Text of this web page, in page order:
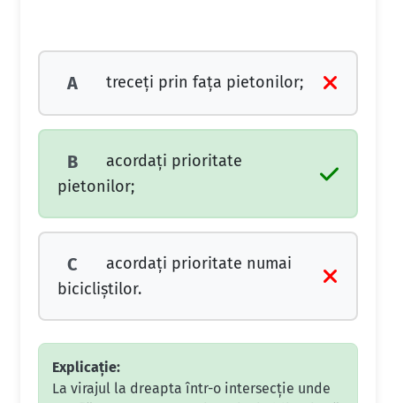
A treceţi prin faţa pietonilor;
B
acordaţi prioritate
pietonilor;
C
acordaţi prioritate numai
bicicliştilor.
Explicație:
La virajul la dreapta într-o intersecție unde